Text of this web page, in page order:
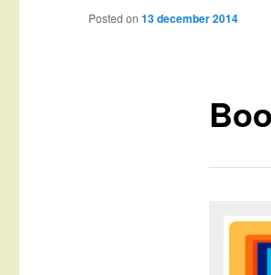
to
Posted on 13 december 2014